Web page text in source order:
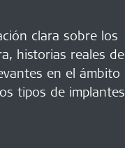
clara sobre los
historias reales de
en el ámbito
tipos de implantes